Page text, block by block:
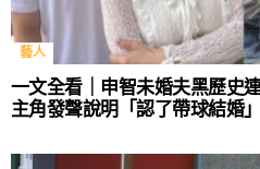
藝人
一文全看｜申智未婚夫黑歷史
主角發聲說明「認了帶球結婚」